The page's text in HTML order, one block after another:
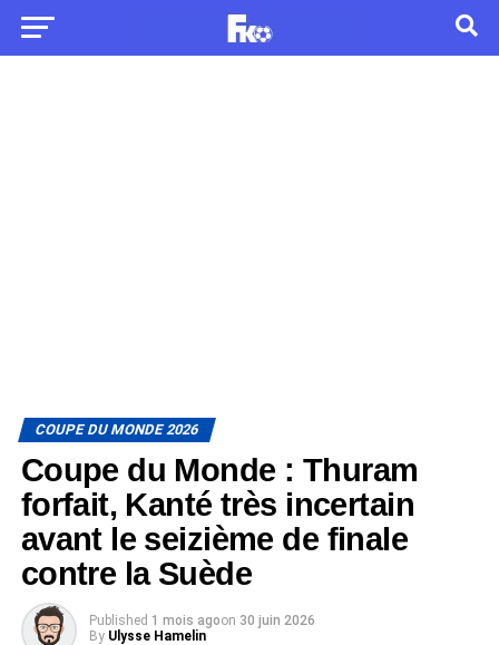
COUPE DU MONDE 2026
Coupe du Monde : Thuram
forfait, Kanté très incertain
avant le seizième de finale
contre la Suède
Published 1 mois agoon 30 juin 2026
By Ulysse Hamelin